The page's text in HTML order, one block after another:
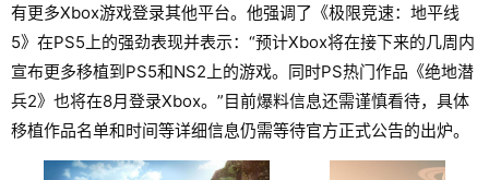
有更多Xbox游戏登录其他平台。他强调了《极限竞速：地平线
5》在PS5上的强劲表现并表示：“预计Xbox将在接下来的几周内
宣布更多移植到PS5和NS2上的游戏。同时PS热门作品《绝地潜
兵2》也将在8月登录Xbox。”目前爆料信息还需谨慎看待，具体
移植作品名单和时间等详细信息仍需等待官方正式公告的出炉。